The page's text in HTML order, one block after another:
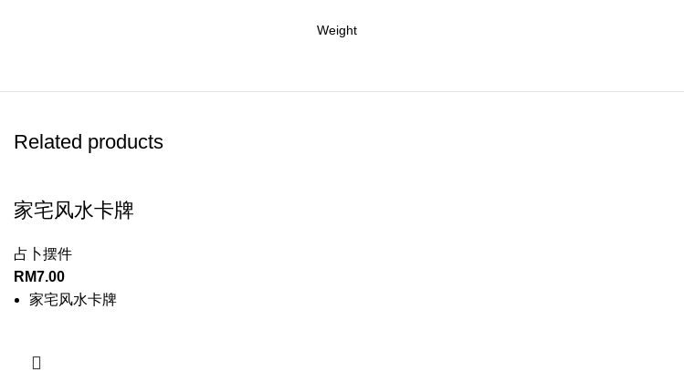
Weight
Related products
家宅风水卡牌
占卜摆件
RM7.00
家宅风水卡牌